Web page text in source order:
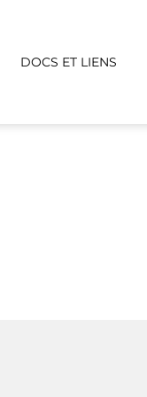
DOCS ET LIENS